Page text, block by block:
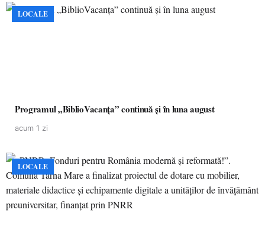
LOCALE
Programul „BiblioVacanța” continuă și în luna august
acum 1 zi
LOCALE